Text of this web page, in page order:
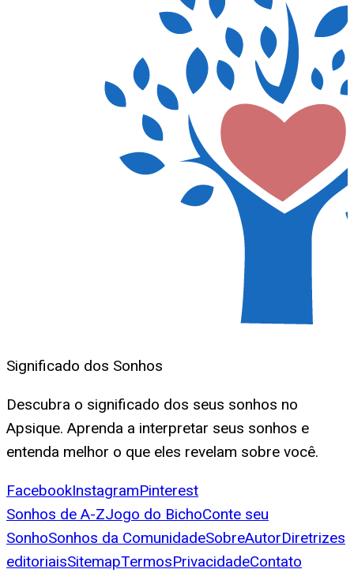
Significado dos Sonhos
Descubra o significado dos seus sonhos no
Apsique. Aprenda a interpretar seus sonhos e
entenda melhor o que eles revelam sobre você.
FacebookInstagramPinterest
Sonhos de A-ZJogo do BichoConte seu
SonhoSonhos da ComunidadeSobreAutorDiretrizes
editoriaisSitemapTermosPrivacidadeContato